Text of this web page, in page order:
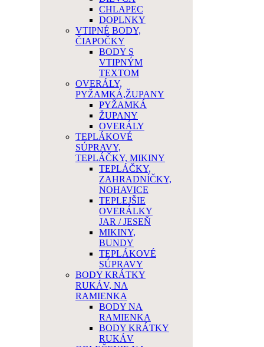
CHLAPEC
DOPLNKY
VTIPNÉ BODY,
ČIAPOČKY
BODY S
VTIPNÝM
TEXTOM
OVERÁLY,
PYŽAMKÁ,ŽUPANY
PYŽAMKÁ
ŽUPANY
OVERÁLY
TEPLÁKOVÉ
SÚPRAVY,
TEPLÁČKY, MIKINY
TEPLÁČKY,
ZAHRADNÍČKY,
NOHAVICE
TEPLEJŠIE
OVERÁLKY
JAR / JESEŇ
MIKINY,
BUNDY
TEPLÁKOVÉ
SÚPRAVY
BODY KRÁTKY
RUKÁV, NA
RAMIENKA
BODY NA
RAMIENKA
BODY KRÁTKY
RUKÁV